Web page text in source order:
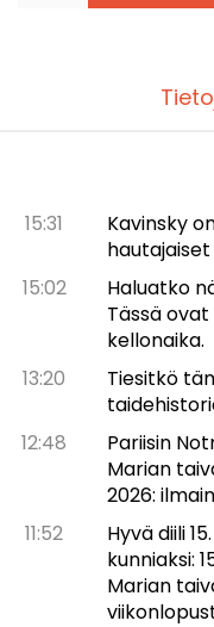
15:31
Kavinsky
15:02
Haluatko
Tässä
kellonaika.
13:20
Tiesitkö
12:48
Pariisin
Marian
2026:
11:52
Hyvä diili
kunniaksi:
Marian